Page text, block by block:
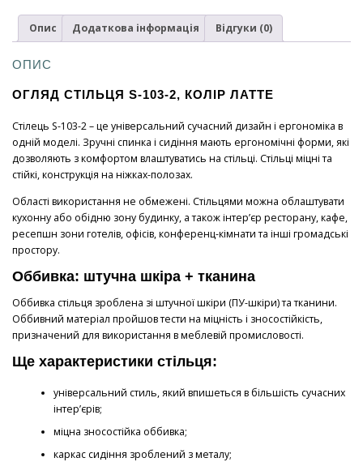
кількість
Опис Додаткова інформація Відгуки (0)
ОПИС
ОГЛЯД СТІЛЬЦЯ S-103-2, КОЛІР ЛАТТЕ
Стілець S-103-2 – це універсальний сучасний дизайн і ергономіка в
одній моделі. Зручні спинка і сидіння мають ергономічні форми, які
дозволяють з комфортом влаштуватись на стільці. Стільці міцні та
стійкі, конструкція на ніжках-полозах.
Області використання не обмежені. Стільцями можна облаштувати
кухонну або обідню зону будинку, а також інтер’єр ресторану, кафе,
ресепшн зони готелів, офісів, конференц-кімнати та інші громадські
простору.
Оббивка: штучна шкіра + тканина
Оббивка стільця зроблена зі штучної шкіри (ПУ-шкіри) та тканини.
Оббивний матеріал пройшов тести на міцність і зносостійкість,
призначений для використання в меблевій промисловості.
Ще характеристики стільця:
універсальний стиль, який впишеться в більшість сучасних
інтер’єрів;
міцна зносостійка оббивка;
каркас сидіння зроблений з металу;